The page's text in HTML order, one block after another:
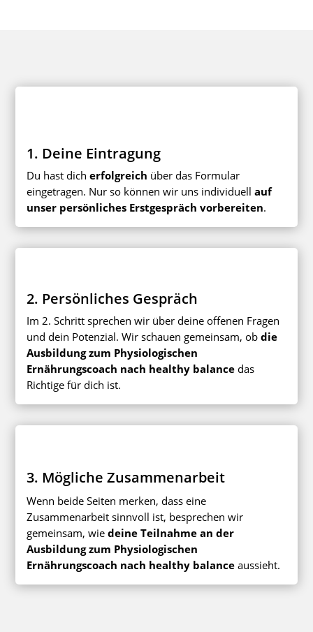
1. Deine Eintragung
Du hast dicherfolgreich über das Formular
eingetragen. Nur so können wir uns individuellauf
unser persönliches Erstgespräch vorbereiten.
2. Persönliches Gespräch
Im 2. Schritt sprechen wir über deine offenen Fragen
und dein Potenzial. Wir schauen gemeinsam, obdie
Ausbildung zum Physiologischen
Ernährungscoach nach healthy balancedas
Richtige für dich ist.
3. Mögliche Zusammenarbeit
Wenn beide Seiten merken, dass eine
Zusammenarbeit sinnvoll ist, besprechen wir
gemeinsam, wiedeine Teilnahme an der
Ausbildung zum Physiologischen
Ernährungscoach nach healthy balanceaussieht.